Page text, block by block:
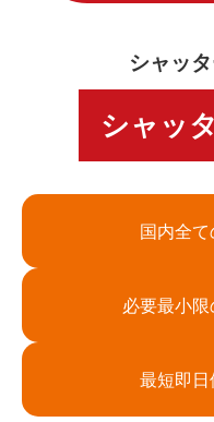
シャッ
シャッ
国内全
必要最小
最短即